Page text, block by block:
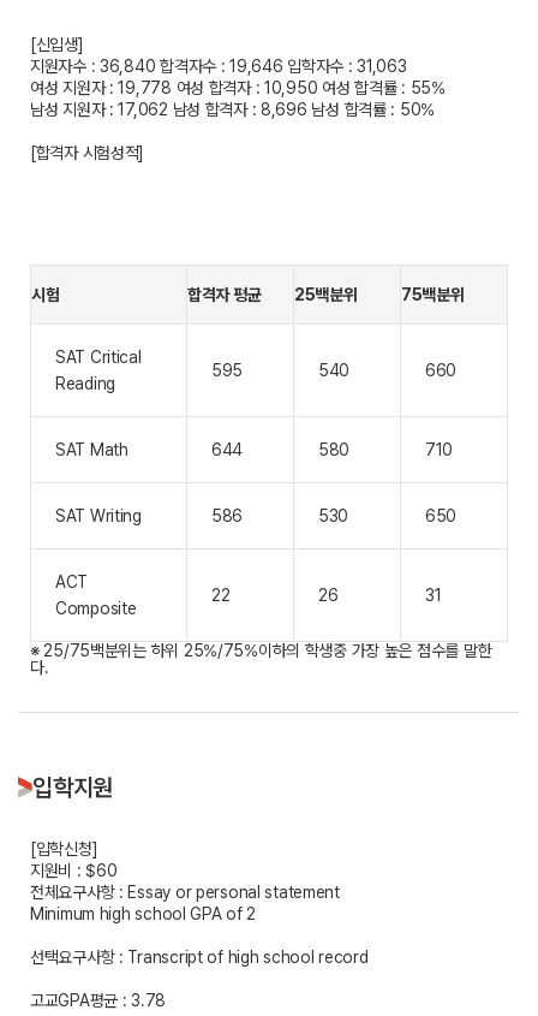
[신입생]
지원자수 : 36,840 합격자수 : 19,646 입학자수 : 31,063
여성 지원자 : 19,778 여성 합격자 : 10,950 여성 합격률 : 55%
남성 지원자 : 17,062 남성 합격자 : 8,696 남성 합격률 : 50%
[합격자 시험성적]
시험 합격자 평균 25백분위 75백분위
SAT Critical
Reading
595 540 660
SAT Math 644 580 710
SAT Writing 586 530 650
ACT
Composite
22 26 31
※ 25/75백분위는 하위 25%/75%이하의 학생중 가장 높은 점수를 말한
다.
입학지원
[입학신청]
지원비 : $60
전체요구사항 : Essay or personal statement
Minimum high school GPA of 2
선택요구사항 : Transcript of high school record
고교GPA평균 : 3.78